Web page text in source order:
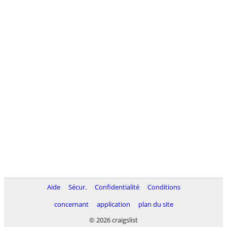
Aide Sécur. Confidentialité
Conditions
concernant
application
plan du site
© 2026 craigslist